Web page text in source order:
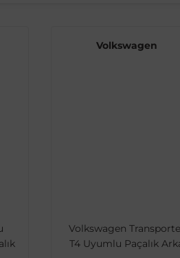
Volkswagen
Volkswagen
T4 Uyumlu Paçalık